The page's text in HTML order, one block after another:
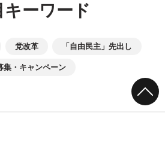
キーワード
党改革 「自由民主」先出し
集・キャンペーン